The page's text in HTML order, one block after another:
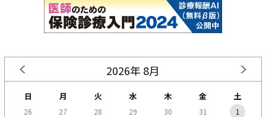
2026年 8月
日 月 火 水 木 金 土
26 27 28 29 30 31
1